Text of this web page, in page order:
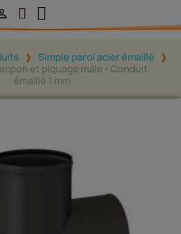
Simple paroi acier émaillé
et piquage mâle - Conduit
émaillé 1 mm